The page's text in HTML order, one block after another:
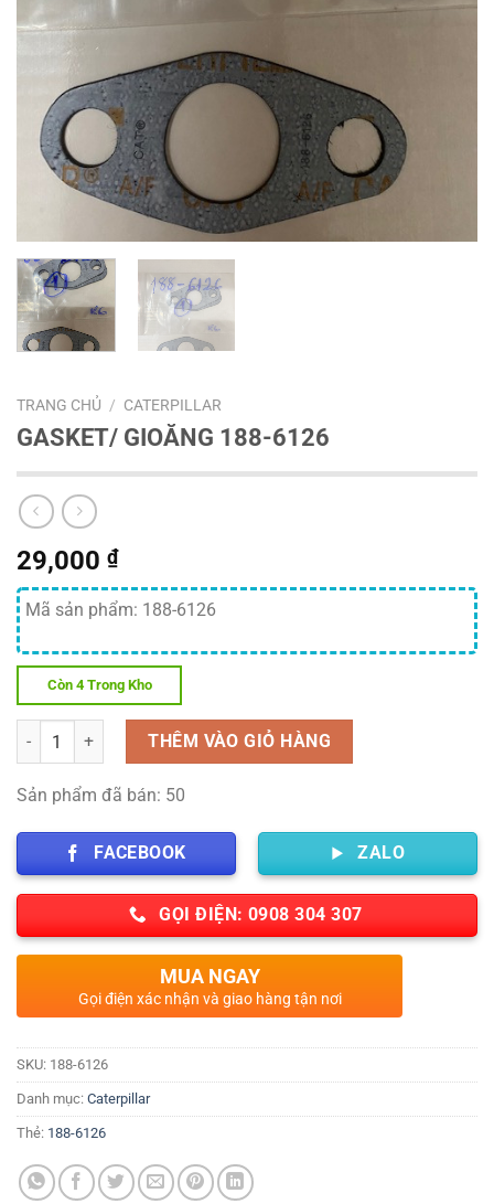
TRANG CHỦ / CATERPILLAR
GASKET/ GIOĂNG 188-6126
29,000 ₫
Mã sản phẩm: 188-6126
Còn 4 Trong Kho
Số lượng THÊM VÀO GIỎ HÀNG
Sản phẩm đã bán: 50
FACEBOOK ZALO
GỌI ĐIỆN: 0908 304 307
MUA NGAY
Gọi điện xác nhận và giao hàng tận nơi
SKU: 188-6126
Danh mục: Caterpillar
Thẻ: 188-6126